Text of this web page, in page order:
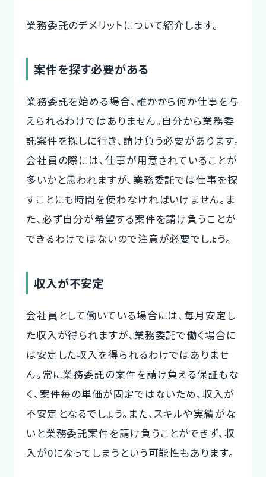
業務委託のデメリットについて紹介します。
案件を探す必要がある
業務委託を始める場合、誰かから何か仕事を与
えられるわけではありません。自分から業務委
託案件を探しに行き、請け負う必要があります。
会社員の際には、仕事が用意されていることが
多いかと思われますが、業務委託では仕事を探
すことにも時間を使わなければいけません。ま
た、必ず自分が希望する案件を請け負うことが
できるわけではないので注意が必要でしょう。
収入が不安定
会社員として働いている場合には、毎月安定し
た収入が得られますが、業務委託で働く場合に
は安定した収入を得られるわけではありませ
ん。常に業務委託の案件を請け負える保証もな
く、案件毎の単価が固定ではないため、収入が
不安定となるでしょう。また、スキルや実績がな
いと業務委託案件を請け負うことができず、収
入が0になってしまうという可能性もあります。